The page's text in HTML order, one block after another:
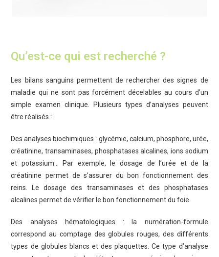
Qu’est-ce qui est recherché ?
Les bilans sanguins permettent de rechercher des signes de
maladie qui ne sont pas forcément décelables au cours d’un
simple examen clinique. Plusieurs types d’analyses peuvent
être réalisés :
Des analyses biochimiques : glycémie, calcium, phosphore, urée,
créatinine, transaminases, phosphatases alcalines, ions sodium
et potassium… Par exemple, le dosage de l’urée et de la
créatinine permet de s’assurer du bon fonctionnement des
reins. Le dosage des transaminases et des phosphatases
alcalines permet de vérifier le bon fonctionnement du foie.
Des analyses hématologiques : la numération-formule
correspond au comptage des globules rouges, des différents
types de globules blancs et des plaquettes. Ce type d’analyse